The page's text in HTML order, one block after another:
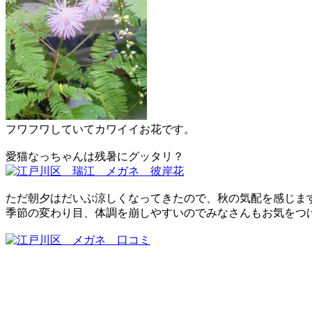
フワフワしていてカワイイお花です。
愛猫なっちゃんは残暑にグッタリ？
ただ朝夕はだいぶ涼しくなってきたので、秋の気配を感じま
季節の変わり目、体調を崩しやすいのでみなさんもお気をつ